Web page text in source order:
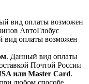
вид оплаты возможен
АвтоГлобус
вид оплаты возможен
. Данный вид оплаты
Почтой России
или Master Card.
любом способе